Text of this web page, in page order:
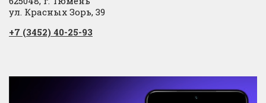
ул. Красных Зорь, 39
+7 (3452) 40-25-93